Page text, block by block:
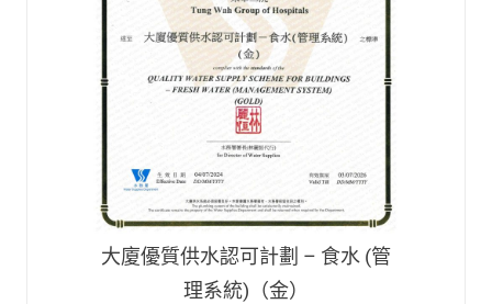
大廈優質供水認可計劃 – 食水 (管
理系統)（金）